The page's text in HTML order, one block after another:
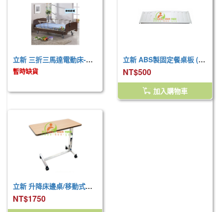
立新 三折三馬達電動床-木飾板(鋼板結構)
暫時缺貨
立新 ABS製固定餐桌板 (特定行號使用、立新LM-EF03電動床不適用)
NT$500
加入購物車
立新 升降床邊桌/移動式餐桌 (須自行組裝)
NT$1750